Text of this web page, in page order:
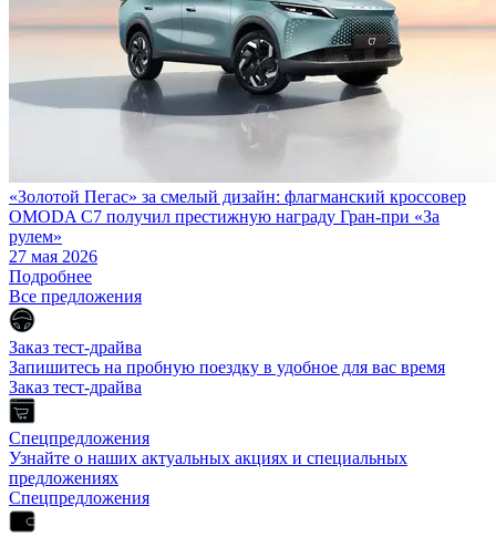
«Золотой Пегас» за смелый дизайн: флагманский кроссовер
OMODA C7 получил престижную награду Гран-при «За
рулем»
27 мая 2026
Подробнее
Все предложения
Заказ тест-драйва
Запишитесь на пробную поездку в удобное для вас время
Заказ тест-драйва
Спецпредложения
Узнайте о наших актуальных акциях и специальных
предложениях
Спецпредложения